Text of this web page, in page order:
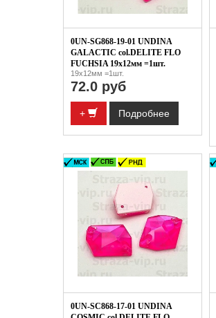
0UN-SG868-19-01 UNDINA
GALACTIC col.DELITE FLO
FUCHSIA 19x12мм =1шт.
19x12мм =1шт.
72.0 руб
+ Подробнее
0UN-SC868-17-01 UNDINA